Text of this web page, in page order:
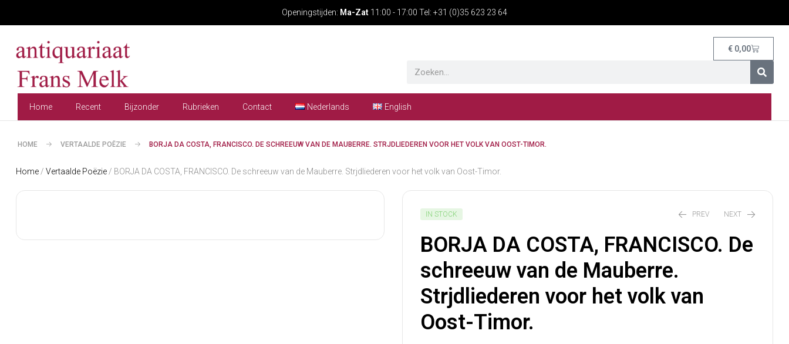
Openingstijden: Ma-Zat 11:00 - 17:00 Tel: +31 (0)35 623 23 64
€ 0,00
Home Recent Bijzonder Rubrieken Contact Nederlands English
HOME VERTAALDE POËZIE BORJA DA COSTA, FRANCISCO. DE SCHREEUW VAN DE MAUBERRE. STRJDLIEDEREN VOOR HET VOLK VAN OOST-TIMOR.
Home / Vertaalde Poëzie / BORJA DA COSTA, FRANCISCO. De schreeuw van de Mauberre. Strjdliederen voor het volk van Oost-Timor.
IN STOCK PREV NEXT
€5,00
BORJA DA COSTA, FRANCISCO. De
schreeuw van de Mauberre.
Strjdliederen voor het volk van
Oost-Timor.